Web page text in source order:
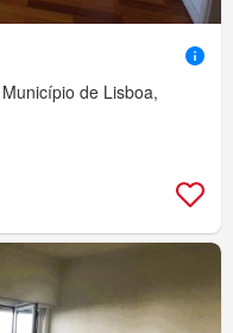
de Lisboa,